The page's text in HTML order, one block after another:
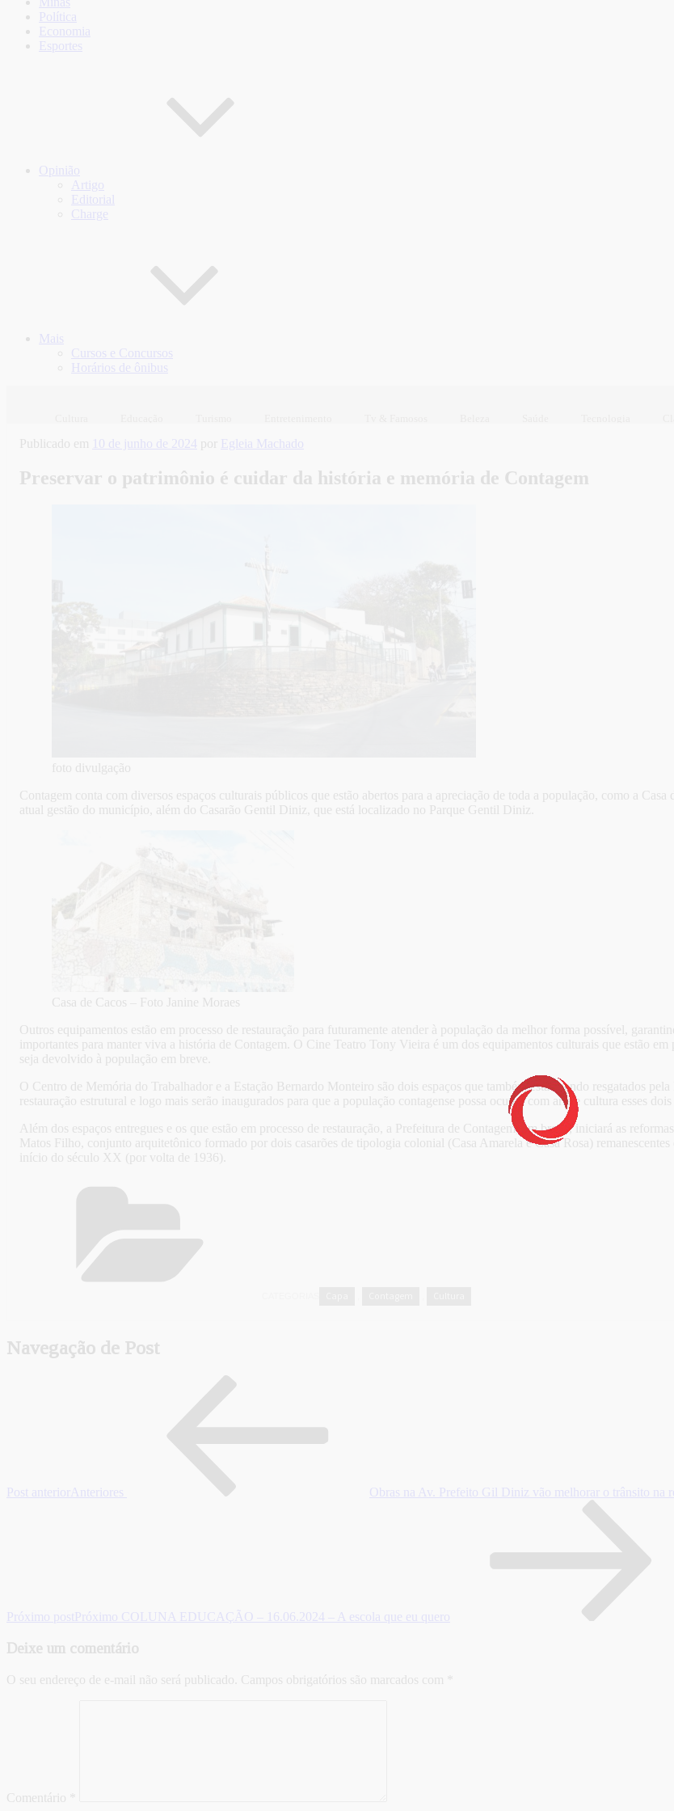
Política
Economia
Esportes
Opinião
Artigo
Editorial
Charge
Mais
Cursos e Concursos
Horários de ônibus
Publicado em 10 de junho de 2024 por Egleia Machado
Preservar o patrimônio é cuidar da história e memória de Contagem
foto divulgação
Contagem conta com diversos espaços culturais públicos que estão abertos para a apreciação de toda a população, como a
atual gestão do município, além do Casarão Gentil Diniz, que está localizado no Parque Gentil Diniz.
Casa de Cacos – Foto Janine Moraes
Outros equipamentos estão em processo de restauração para futuramente atender à população da melhor forma possível,
importantes para manter viva a história de Contagem. O Cine Teatro Tony Vieira é um dos equipamentos culturais que estão
seja devolvido à população em breve.
O Centro de Memória do Trabalhador e a Estação Bernardo Monteiro são dois espaços que também estão sendo resgatados
restauração estrutural e logo mais serão inaugurados para que a população contagense possa ocupar com arte e cultura esses
Além dos espaços entregues e os que estão em processo de restauração, a Prefeitura de Contagem, em breve, iniciará as
Matos Filho, conjunto arquitetônico formado por dois casarões de tipologia colonial (Casa Amarela e Casa Rosa)
início do século XX (por volta de 1936).
Navegação de Post
Post anterior Anteriores Obras na Av. Prefeito Gil Diniz vão melhorar o trânsito na
Próximo post Próximo COLUNA EDUCAÇÃO – 16.06.2024 – A escola que eu quero
Deixe um comentário
O seu endereço de e-mail não será publicado. Campos obrigatórios são marcados com
Comentário